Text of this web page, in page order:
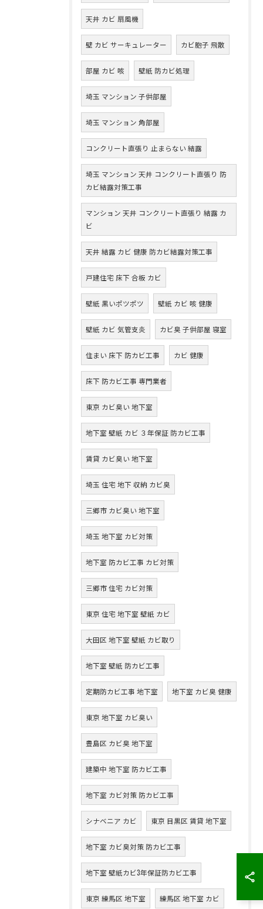
天井 カビ 扇風機
壁 カビ サーキュレーター カビ胞子 飛散
部屋 カビ 咳 壁紙 防カビ処理
埼玉 マンション 子供部屋
埼玉 マンション 角部屋
コンクリート直張り 止まらない 結露
埼玉 マンション 天井 コンクリート直張り 防
カビ結露対策工事
マンション 天井 コンクリート直張り 結露 カ
ビ
天井 結露 カビ 健康 防カビ結露対策工事
戸建住宅 床下 合板 カビ
壁紙 黒いポツポツ 壁紙 カビ 咳 健康
壁紙 カビ 気管支炎 カビ臭 子供部屋 寝室
住まい 床下 防カビ工事 カビ 健康
床下 防カビ工事 専門業者
東京 カビ臭い 地下室
地下室 壁紙 カビ ３年保証 防カビ工事
賃貸 カビ臭い 地下室
埼玉 住宅 地下 収納 カビ臭
三郷市 カビ臭い 地下室
埼玉 地下室 カビ対策
地下室 防カビ工事 カビ対策
三郷市 住宅 カビ対策
東京 住宅 地下室 壁紙 カビ
大田区 地下室 壁紙 カビ取り
地下室 壁紙 防カビ工事
定期防カビ工事 地下室 地下室 カビ臭 健康
東京 地下室 カビ臭い
豊島区 カビ臭 地下室
建築中 地下室 防カビ工事
地下室 カビ対策 防カビ工事
シナベニア カビ 東京 目黒区 賃貸 地下室
地下室 カビ臭対策 防カビ工事
地下室 壁紙カビ3年保証防カビ工事
東京 練馬区 地下室 練馬区 地下室 カビ